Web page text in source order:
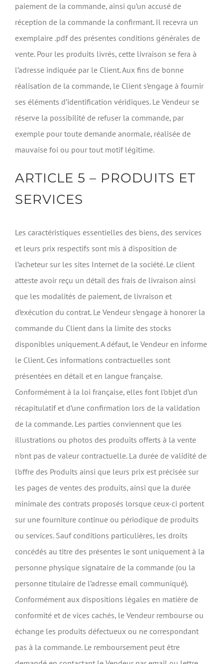
paiement de la commande, ainsi qu’un accusé de
réception de la commande la confirmant. Il recevra un
exemplaire .pdf des présentes conditions générales de
vente. Pour les produits livrés, cette livraison se fera à
l’adresse indiquée par le Client. Aux fins de bonne
réalisation de la commande, le Client s’engage à fournir
ses éléments d’identification véridiques. Le Vendeur se
réserve la possibilité de refuser la commande, par
exemple pour toute demande anormale, réalisée de
mauvaise foi ou pour tout motif légitime.
ARTICLE 5 – PRODUITS ET
SERVICES
Les caractéristiques essentielles des biens, des services
et leurs prix respectifs sont mis à disposition de
l’acheteur sur les sites Internet de la société. Le client
atteste avoir reçu un détail des frais de livraison ainsi
que les modalités de paiement, de livraison et
d’exécution du contrat. Le Vendeur s’engage à honorer la
commande du Client dans la limite des stocks
disponibles uniquement. A défaut, le Vendeur en informe
le Client. Ces informations contractuelles sont
présentées en détail et en langue française.
Conformément à la loi française, elles font l’objet d’un
récapitulatif et d’une confirmation lors de la validation
de la commande. Les parties conviennent que les
illustrations ou photos des produits offerts à la vente
n’ont pas de valeur contractuelle. La durée de validité de
l’offre des Produits ainsi que leurs prix est précisée sur
les pages de ventes des produits, ainsi que la durée
minimale des contrats proposés lorsque ceux-ci portent
sur une fourniture continue ou périodique de produits
ou services. Sauf conditions particulières, les droits
concédés au titre des présentes le sont uniquement à la
personne physique signataire de la commande (ou la
personne titulaire de l’adresse email communiqué).
Conformément aux dispositions légales en matière de
conformité et de vices cachés, le Vendeur rembourse ou
échange les produits défectueux ou ne correspondant
pas à la commande. Le remboursement peut être